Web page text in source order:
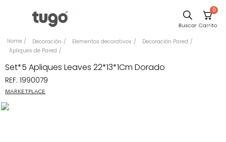
0
Decoración Elementos decorativos
Decoración Pared
Apliques de Pared
Set*5 Apliques Leaves 22*13*1Cm Dorado
REF: 1990079
MARKETPLACE
Escritorio
Sillas
Silla